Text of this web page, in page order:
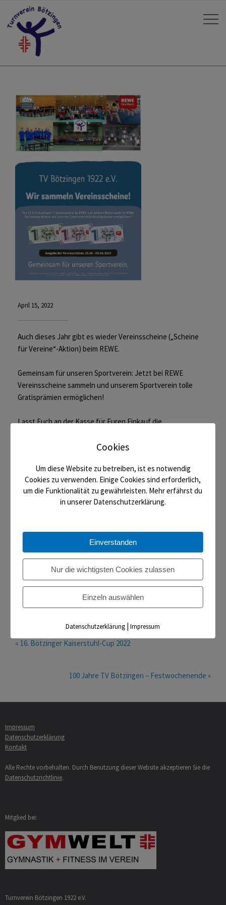
April 15, 2022
Auch dieses Jahr gibt es wieder Vereinsscheine („Scheine
für Vereine“-Aktion) beim REWE.
Gemeinsam für unseren Sportverein: Jetzt bei REWE
Vereinsscheine sammeln und unserem Sportverein tolle
Gratisprämien ermöglichen!
Lasst Euch an der Kasse für Euren Einkauf die
Sammelbox für den Turnverein Bötzingen. Für diese
Prämien bestellen – das ist dann auch gleichzeitig ein
schönes Geburtstagsgeschenk für unseren Verein, der in
diesem Jahr 100 Jahre alt wurde.
« 16. Bötzinger Kaiserstuhl-Cup 2022
100 Jahre TV Bötzingen – Festwochenende »
Impressum
Datenschutzerklärung
Kontakt
Alle Rechte vorbehalten. Durch Benutzung dieser Website akzeptieren Sie die
Datenschutzrichtlinie.
Mitglied bei:
Turnverein Bötzingen 1922 e.V.
Cookies
Um diese Website zu betreiben, ist es notwendig
Cookies zu verwenden. Einige Cookies sind erforderlich,
um die Funktionalität zu gewährleisten. Mehr erfährst du
in unserer Datenschutzerklärung.
Einverstanden
Nur die wichtigsten Cookies zulassen
Einzeln auswählen
Datenschutzerklärung |Impressum